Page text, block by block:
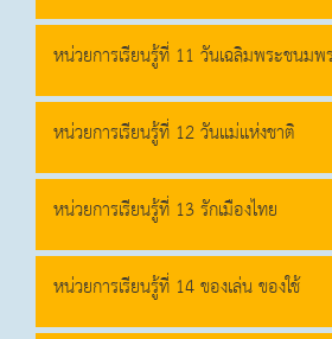
หน่วยการเรียนรู้ที่ 11 วันเฉลิมพระชนม
หน่วยการเรียนรู้ที่ 12 วันแม่แห่งชาติ
หน่วยการเรียนรู้ที่ 13 รักเมืองไทย
หน่วยการเรียนรู้ที่ 14 ของเล่น ของใช้